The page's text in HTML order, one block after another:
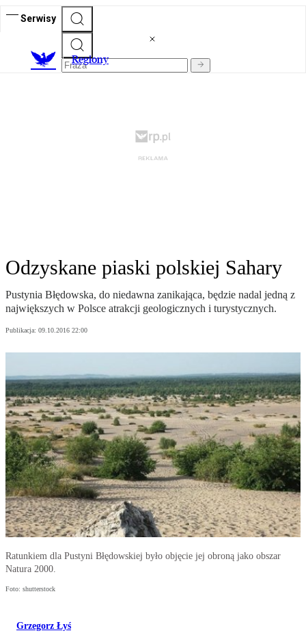
Serwisy
Regiony
Odzyskane piaski polskiej Sahary
Pustynia Błędowska, do niedawna zanikająca, będzie nadal jedną z
największych w Polsce atrakcji geologicznych i turystycznych.
Publikacja: 09.10.2016 22:00
Ratunkiem dla Pustyni Błędowskiej było objęcie jej obroną jako obszar
Natura 2000.
Foto: shutterstock
Grzegorz Łyś